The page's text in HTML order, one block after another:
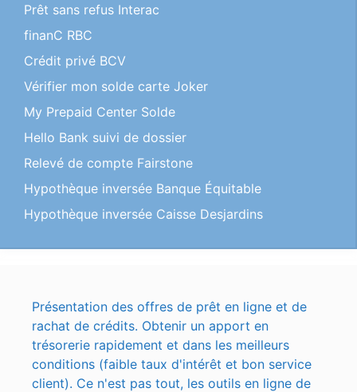
Prêt sans refus Interac
finanC RBC
Crédit privé BCV
Vérifier mon solde carte Joker
My Prepaid Center Solde
Hello Bank suivi de dossier
Relevé de compte Fairstone
Hypothèque inversée Banque Équitable
Hypothèque inversée Caisse Desjardins
Présentation des offres de prêt en ligne et de
rachat de crédits. Obtenir un apport en
trésorerie rapidement et dans les meilleurs
conditions (faible taux d'intérêt et bon service
client). Ce n'est pas tout, les outils en ligne de